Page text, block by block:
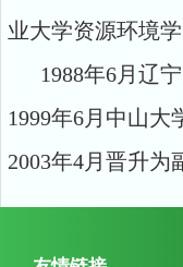
业大学资源环境
1988年6月辽
1999年6月中山大
2003年4月晋升为